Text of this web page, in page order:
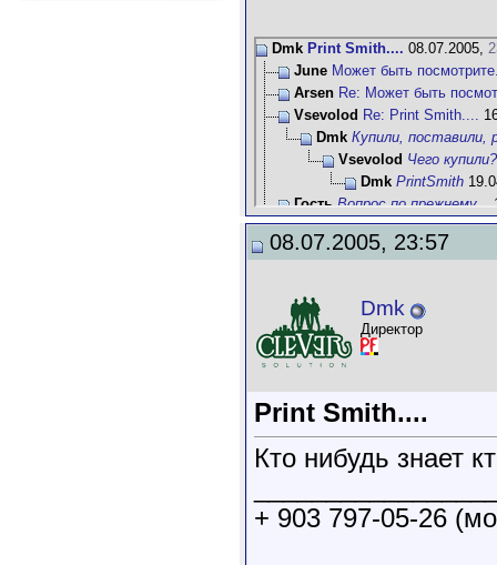
Dmk Print Smith.... 08.07.2005,
June Может быть
Arsen Re: Может быть
Vsevolod Re: Print Smith....
Dmk Купили, поставили,
Vsevolod Чего
Dmk PrintSmith
Гость Вопрос по прежнему...
POMAH А как же
okama
CRM
Dmk А кто его
08.07.2005, 23:57
Dmk
Директор
Print Smith....
Кто нибудь знает
+ 903 797-05-26